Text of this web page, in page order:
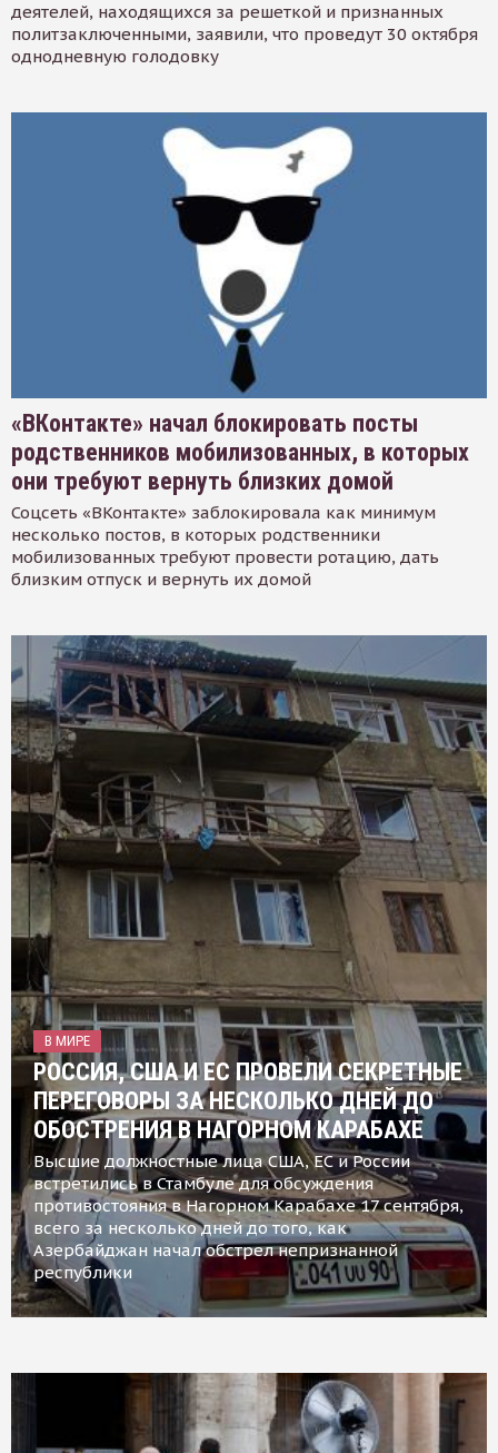
деятелей, находящихся за решеткой и признанных
политзаключенными, заявили, что проведут 30 октября
однодневную голодовку
«ВКонтакте» начал блокировать посты
родственников мобилизованных, в которых
они требуют вернуть близких домой
Соцсеть «ВКонтакте» заблокировала как минимум
несколько постов, в которых родственники
мобилизованных требуют провести ротацию, дать
близким отпуск и вернуть их домой
В МИРЕ
РОССИЯ, США И ЕС ПРОВЕЛИ СЕКРЕТНЫЕ
ПЕРЕГОВОРЫ ЗА НЕСКОЛЬКО ДНЕЙ ДО
ОБОСТРЕНИЯ В НАГОРНОМ КАРАБАХЕ
Высшие должностные лица США, ЕС и России
встретились в Стамбуле для обсуждения
противостояния в Нагорном Карабахе 17 сентября,
всего за несколько дней до того, как
Азербайджан начал обстрел непризнанной
республики